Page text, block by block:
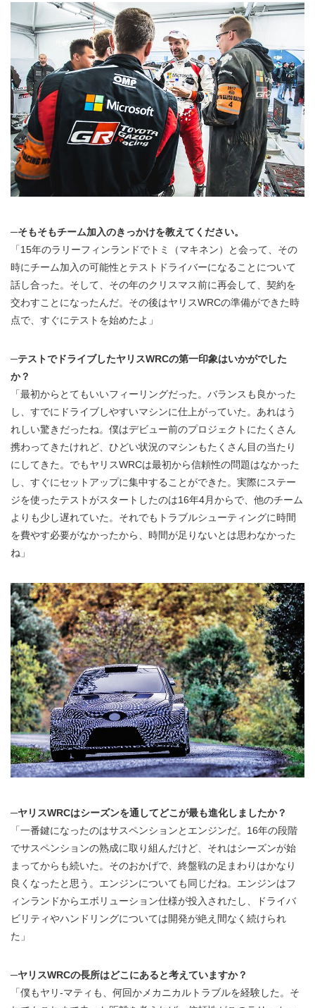
─そもそもチーム加入のきっかけを教えてください。
「15年のラリーフィンランドでトミ（マキネン）と会って、その
時にチーム加入の可能性とテストドライバーになることについて
話し合った。そして、その年のクリスマス前に再会して、契約を
交わすことになったんだ。その後はヤリスWRCの準備ができた時
点で、すぐにテストを始めたよ」
─テストでドライブしたヤリスWRCの第一印象はいかがでした
か？
「最初からとてもいいフィーリングだった。バランスも良かった
し、すでにドライブしやすいマシンに仕上がっていた。あれはう
れしい驚きだったね。僕はデビュー前のプロジェクトにたくさん
携わってきたけれど、ひどい状況のマシンもたくさん目の当たり
にしてきた。でもヤリスWRCは最初から信頼性の問題はなかった
し、すぐにセットアップに集中することができた。実際にステー
ジを使ったテストがスタートしたのは16年4月からで、他のチーム
よりも少し遅れていた。それでもトラブルシューティングに時間
を費やす必要がなかったから、時間が足りないとは思わなかった
ね」
─ヤリスWRCはシーズンを通してどこが最も進化しましたか？
「一番鍵になったのはサスペンションとエンジンだ。16年の段階
でサスペンションの熟成に取り組んだけど、それはシーズンが始
まってからも続いた。そのおかげで、終盤戦の足まわりはかなり
良くなったと思う。エンジンについても同じだね。エンジンはフ
ィンランドからエボリューション仕様が投入されたし、ドライバ
ビリティやハンドリングについては開発が絶え間なく続けられ
た」
─ヤリスWRCの長所はどこにあると考えていますか？
「僕もヤリ-マティも、何回かメカニカルトラブルを経験した。そ